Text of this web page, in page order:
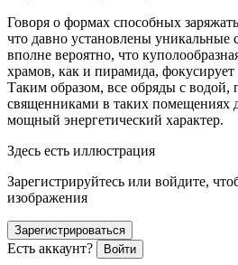
Говоря о формах способных
что давно установлены уникальные
вполне вероятно, что
храмов, как и пирамида,
Таким образом, все обряды с водой,
священниками в таких помещениях
мощный энергетический характер.
Здесь есть иллюстрация
Зарегистрируйтесь или войдите,
изображения
Зарегистрироваться
Есть аккаунт? Войти